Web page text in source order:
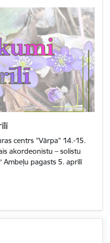
centrs ”Vārpa” 14.-15.
akordeonistu – solistu
Ambeļu pagasts 5. aprīlī